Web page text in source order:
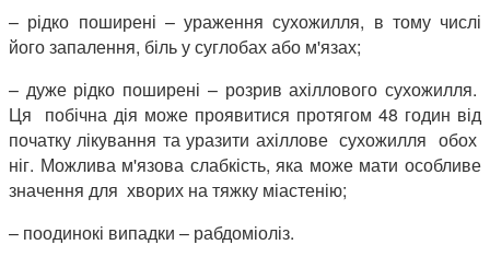
– рідко поширені – ураження сухожилля, в тому числі
його запалення, біль у суглобах або м'язах;
– дуже рідко поширені – розрив ахіллового сухожилля.
Ця побічна дія може проявитися протягом 48 годин від
початку лікування та уразити ахіллове сухожилля обох
ніг. Можлива м'язова слабкість, яка може мати особливе
значення для хворих на тяжку міастенію;
– поодинокі випадки – рабдоміоліз.